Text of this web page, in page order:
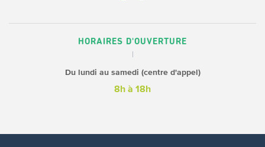
HORAIRES D'OUVERTURE
Du lundi au samedi (centre d'appel)
8h à 18h